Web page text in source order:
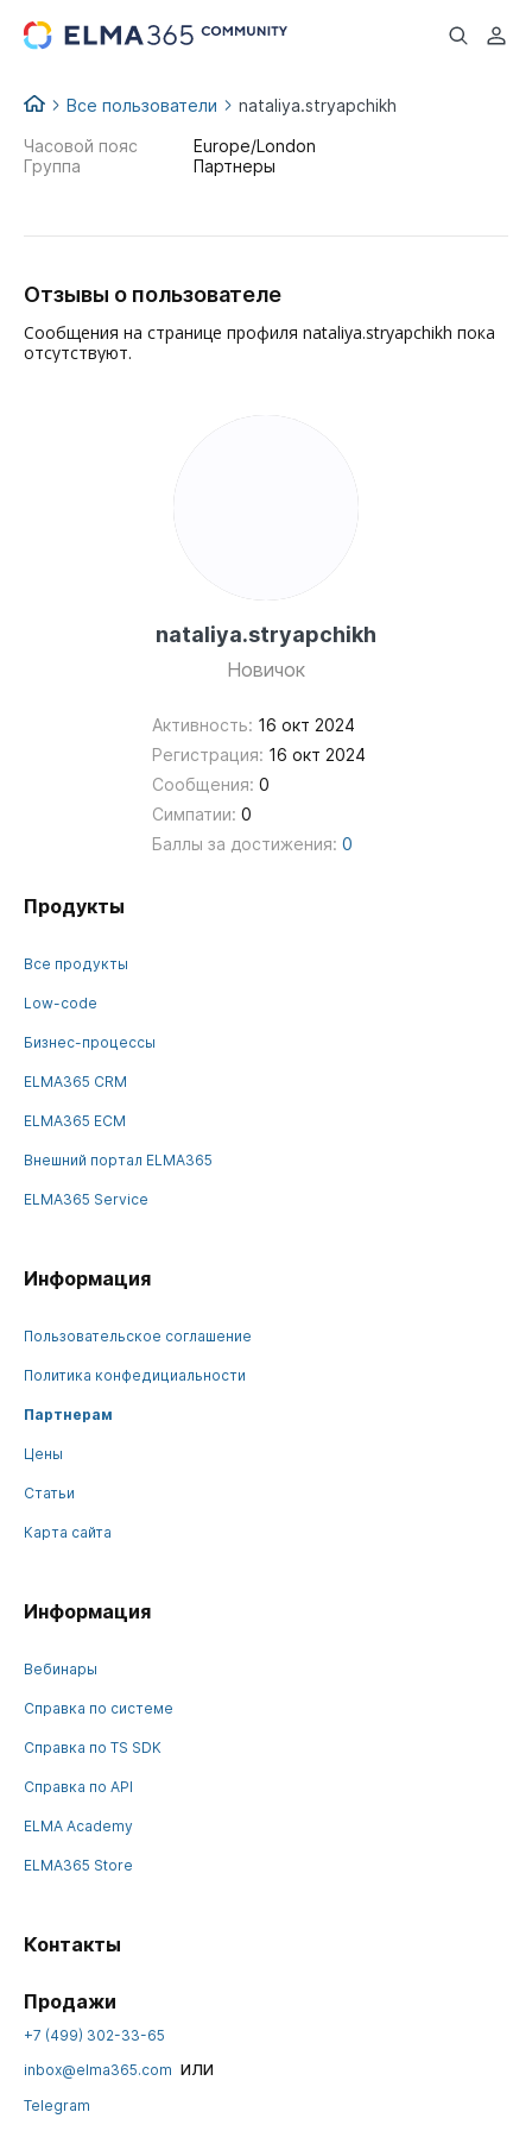
...
Все пользователи nataliya.stryapchikh
nataliya.stryapchikh
Новичок
Активность: 16 окт 2024
Регистрация: 16 окт 2024
Сообщения: 0
Симпатии: 0
Баллы за достижения: 0
Часовой пояс
Europe/London
Группа
Партнеры
Отзывы о пользователе
Сообщения на странице профиля nataliya.stryapchikh пока
отсутствуют.
Продукты
Все продукты
Low-code
Бизнес-процессы
ELMA365 CRM
ELMA365 ECM
Внешний портал ELMA365
ELMA365 Service
Информация
Пользовательское соглашение
Политика конфедициальности
Партнерам
Цены
Статьи
Карта сайта
Информация
Вебинары
Справка по системе
Справка по TS SDK
Справка по API
ELMA Academy
ELMA365 Store
Контакты
Продажи
+7 (499) 302-33-65
inbox@elma365.com или
Telegram